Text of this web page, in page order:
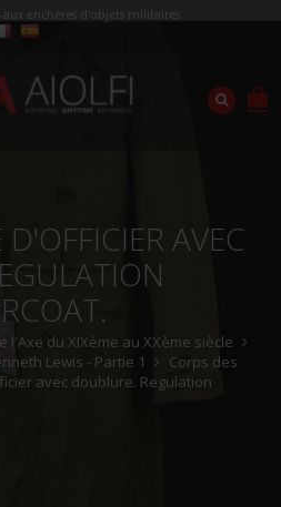
aux enchères d'objets militaires
AVEC
l'Axe du XIXème au XXème siècle
Lewis - Partie 1
Corps des
avec doublure. Regulation